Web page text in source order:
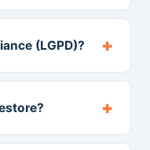
(LGPD)? +
+